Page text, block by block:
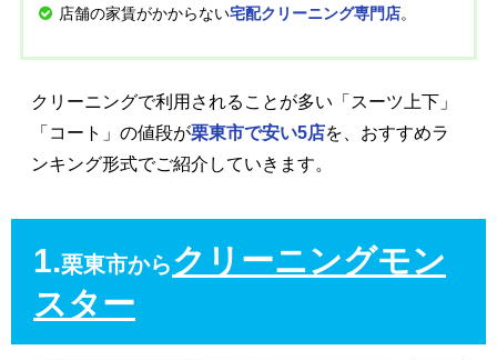
店舗の家賃がかからない宅配クリーニング専門店。
クリーニングで利用されることが多い「スーツ上下」
「コート」の値段が栗東市で安い5店を、おすすめラ
ンキング形式でご紹介していきます。
1.栗東市からクリーニングモン
スター